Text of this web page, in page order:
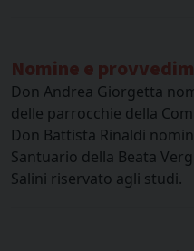
Nomine e
Don Andrea Giorgetta
delle parrocchie della
Don Battista Rinaldi
Santuario della Beata
Salini riservato agli studi.